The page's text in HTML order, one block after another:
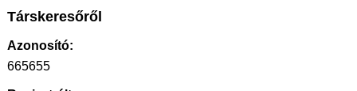
Társkeresőről
Azonosító:
665655